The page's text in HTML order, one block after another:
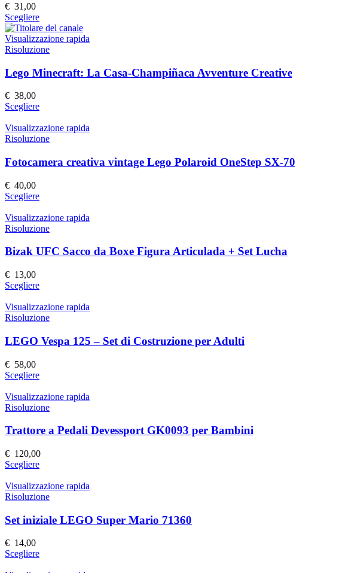
scelte
nella
pagina
del
prodotto
€ 31,00
ScegliereQuesto
prodotto
ha
più
Le
opzioni
scelte
nella
pagina
del
Visualizzazione rapida
Risoluzione
Lego Minecraft: La Casa-Champiñaca Avventure Creative
€ 38,00
ScegliereQuesto
ha
più
Le
opzioni
scelte
nella
pagina
del
prodotto
Visualizzazione rapida
Risoluzione
Fotocamera creativa vintage Lego Polaroid OneStep SX-70
€ 40,00
ScegliereQuesto
ha
più
Le
scelte
nella
pagina
del
prodotto
Visualizzazione rapida
Risoluzione
Bizak UFC Sacco da Boxe Figura Articulada + Set Lucha
€ 13,00
ScegliereQuesto
ha
più
Le
opzioni
scelte
nella
pagina
del
prodotto
Visualizzazione rapida
Risoluzione
LEGO Vespa 125 – Set di Costruzione per Adulti
€ 58,00
ScegliereQuesto
ha
più
Le
possono
scelte
nella
pagina
del
prodotto
Visualizzazione rapida
Risoluzione
Trattore a Pedali Devessport GK0093 per Bambini
€ 120,00
ScegliereQuesto
ha
più
Le
opzioni
scelte
Visualizzazione rapida
Risoluzione
Set iniziale LEGO Super Mario 71360
€ 14,00
ScegliereQuesto